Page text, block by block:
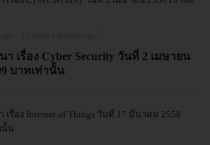
เรื่อง Cyber Security วันที่ 2 เมษายน
บาทเท่านั้น